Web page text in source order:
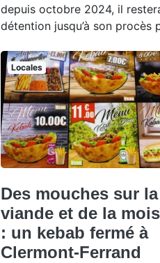
depuis octobre 2024, il
détention jusqu’à son procès
Locales
Des mouches sur la
viande et de la
: un kebab fermé à
Clermont-Ferrand